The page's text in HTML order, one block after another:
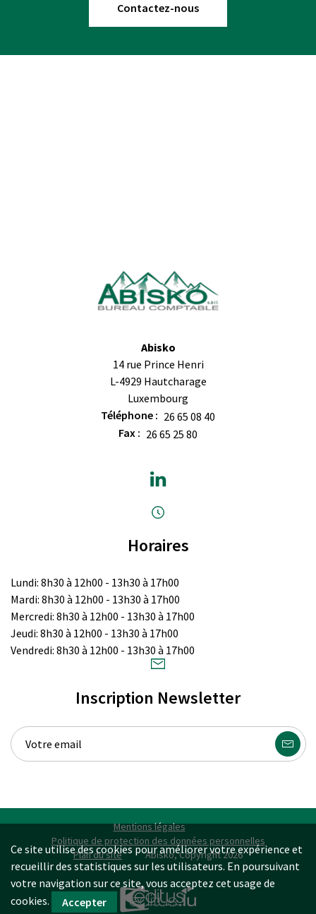
Contactez-nous
Abisko
14 rue Prince Henri
L-4929 Hautcharage
Luxembourg
Téléphone : 26 65 08 40
Fax : 26 65 25 80
Horaires
Lundi: 8h30 à 12h00 - 13h30 à 17h00
Mardi: 8h30 à 12h00 - 13h30 à 17h00
Mercredi: 8h30 à 12h00 - 13h30 à 17h00
Jeudi: 8h30 à 12h00 - 13h30 à 17h00
Vendredi: 8h30 à 12h00 - 13h30 à 17h00
Inscription Newsletter
Mentions légales
Politique de protection des données personnelles
Plan du site
Abisko, Copyright 2026
MARKETING & D ATA SERVICES
Ce site utilise des cookies pour améliorer votre expérience et
recueillir des statistiques sur les utilisateurs. En poursuivant
votre navigation sur ce site, vous acceptez cet usage de
cookies.